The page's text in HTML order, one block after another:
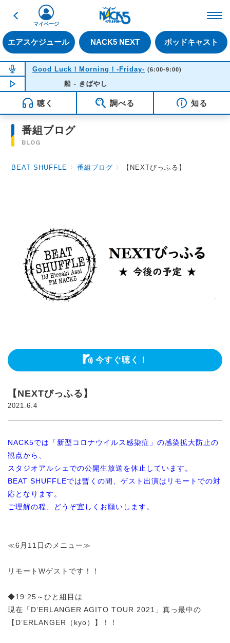
戻る
エアスケジュール NACK5 NEXT ポッドキャスト
マイページ
NOW ON AIR
Good Luck！Morning！-Friday- (6:00-9:00)
NOW PLAYING 06:33
船 - きばやし
聴く 調べる 知る
番組ブログ
BLOG
BEAT SHUFFLE 〉番組ブログ 〉 【NEXTびっふる】
今すぐ聴く！
【NEXTびっふる】
2021.6.4
NACK5では「新型コロナウイルス感染症」の感染拡大防止の
観点から、
スタジオアルシェでの公開生放送を休止しています。
BEAT SHUFFLEでは暫くの間、ゲスト出演はリモートでの対
応となります。
ご理解の程、どうぞ宜しくお願いします。
≪6月11日のメニュー≫
リモートWゲストです！！
◆19:25～ひと組目は
現在「D’ERLANGER AGITO TOUR 2021」真っ最中の
【D’ERLANGER（kyo）】！！